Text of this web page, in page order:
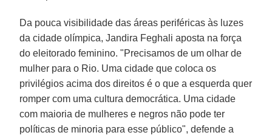
Da pouca visibilidade das áreas periféricas às luzes
da cidade olímpica, Jandira Feghali aposta na força
do eleitorado feminino. "Precisamos de um olhar de
mulher para o Rio. Uma cidade que coloca os
privilégios acima dos direitos é o que a esquerda quer
romper com uma cultura democrática. Uma cidade
com maioria de mulheres e negros não pode ter
políticas de minoria para esse público", defende a